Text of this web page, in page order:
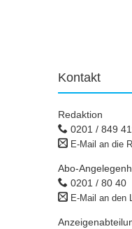
Kontakt
Redaktion
0201 / 849
E-Mail an die
Abo-
0201 / 80 40
E-Mail an den